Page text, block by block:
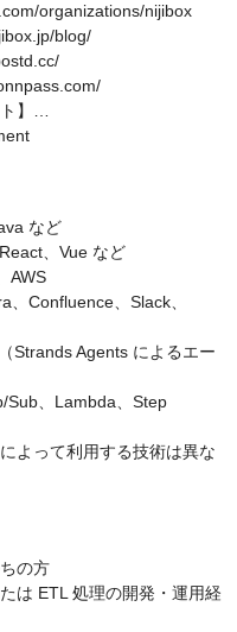
organizations/nijibox
blog/
】…
など
、Vue など
AWS
、Confluence、Slack、
Strands Agents によるエー
Sub、Lambda、Step
よって利用する技術は異な
の方
は ETL 処理の開発・運用経